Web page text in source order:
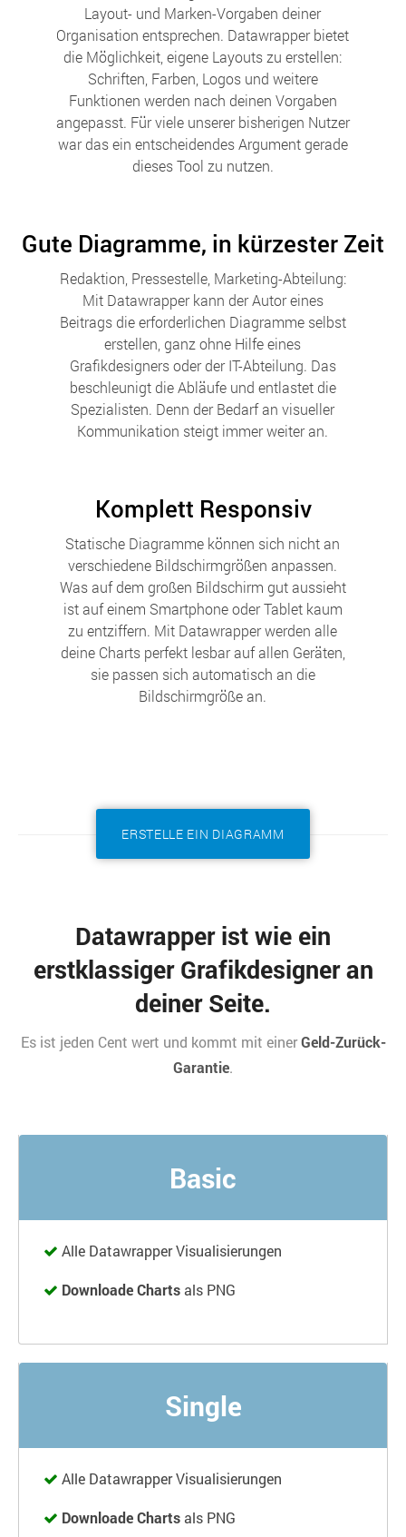
Layout- und Marken-Vorgaben deiner
Organisation entsprechen. Datawrapper bietet
die Möglichkeit, eigene Layouts zu erstellen:
Schriften, Farben, Logos und weitere
Funktionen werden nach deinen Vorgaben
angepasst. Für viele unserer bisherigen Nutzer
war das ein entscheidendes Argument gerade
dieses Tool zu nutzen.
Gute Diagramme, in kürzester Zeit
Redaktion, Pressestelle, Marketing-Abteilung:
Mit Datawrapper kann der Autor eines
Beitrags die erforderlichen Diagramme selbst
erstellen, ganz ohne Hilfe eines
Grafikdesigners oder der IT-Abteilung. Das
beschleunigt die Abläufe und entlastet die
Spezialisten. Denn der Bedarf an visueller
Kommunikation steigt immer weiter an.
Komplett Responsiv
Statische Diagramme können sich nicht an
verschiedene Bildschirmgrößen anpassen.
Was auf dem großen Bildschirm gut aussieht
ist auf einem Smartphone oder Tablet kaum
zu entziffern. Mit Datawrapper werden alle
deine Charts perfekt lesbar auf allen Geräten,
sie passen sich automatisch an die
Bildschirmgröße an.
ERSTELLE EIN DIAGRAMM
Datawrapper ist wie ein
erstklassiger Grafikdesigner an
deiner Seite.
Es ist jeden Cent wert und kommt mit einerGeld-Zurück-
Garantie.
Basic
Alle Datawrapper Visualisierungen
Downloade Charts als PNG
Single
Alle Datawrapper Visualisierungen
Downloade Charts als PNG